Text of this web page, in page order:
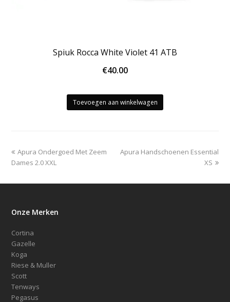
Spiuk Rocca White Violet 41 ATB
€40.00
Toevoegen aan winkelwagen
previous
post:
Apura Ondergoed Met Zeem
Dames 2.0 XXL
next
Apura Handschoenen Essential
XS
Onze Merken
Cortina
Gazelle
Koga
Riese & Muller
Scott
Tenways
Pegasus